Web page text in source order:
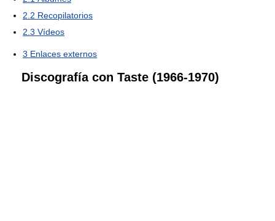
2.2 Recopilatorios
2.3 Vídeos
3 Enlaces externos
Discografía con Taste (1966-1970)